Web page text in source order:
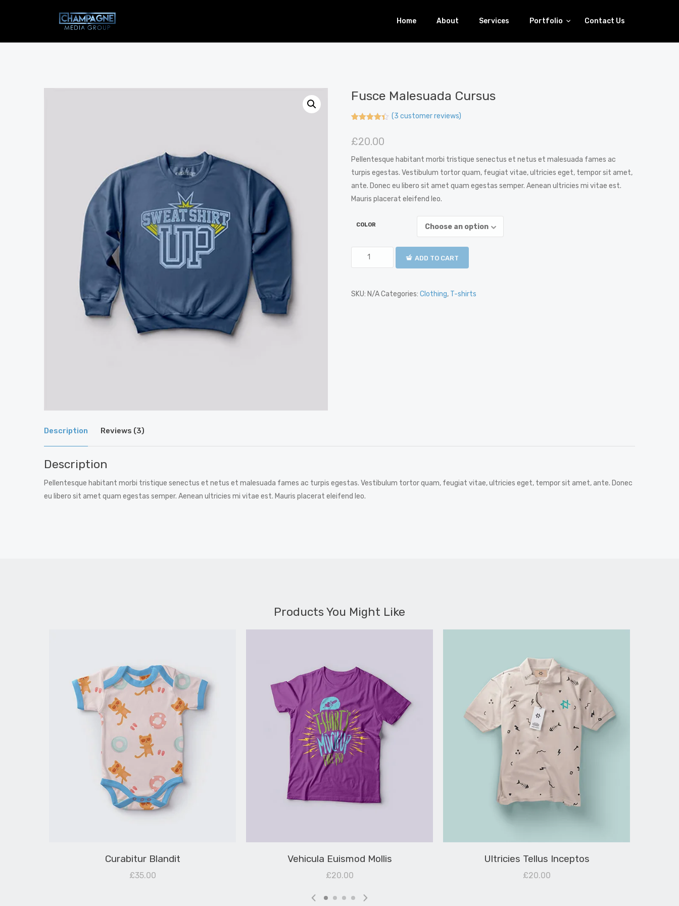
Home About Services Portfolio Contact Us
Fusce Malesuada Cursus
based on
ratings
(3 customer reviews)
£20.00
Pellentesque habitant morbi tristique senectus et netus et malesuada fames ac
turpis egestas. Vestibulum tortor quam, feugiat vitae, ultricies eget, tempor sit amet,
ante. Donec eu libero sit amet quam egestas semper. Aenean ultricies mi vitae est.
Mauris placerat eleifend leo.
COLOR
ADD TO CART
SKU: N/A Categories:Clothing, T-shirts
Description Reviews (3)
Description
Pellentesque habitant morbi tristique senectus et netus et malesuada fames ac turpis egestas. Vestibulum tortor quam, feugiat vitae, ultricies eget, tempor sit amet, ante. Donec
eu libero sit amet quam egestas semper. Aenean ultricies mi vitae est. Mauris placerat eleifend leo.
Products You Might Like
Curabitur Blandit
£35.00
Vehicula Euismod Mollis
£20.00
Ultricies Tellus Inceptos
£20.00